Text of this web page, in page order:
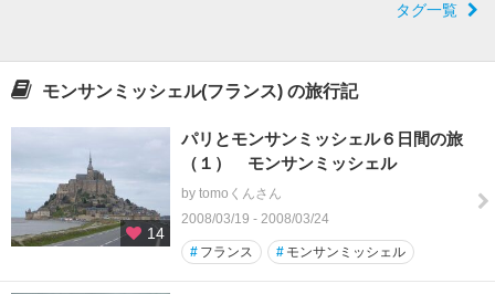
タグ一覧
モンサンミッシェル(フランス) の旅行記
14
パリとモンサンミッシェル６日間の旅
（１） モンサンミッシェル
by tomoくんさん
2008/03/19 - 2008/03/24
# フランス # モンサンミッシェル